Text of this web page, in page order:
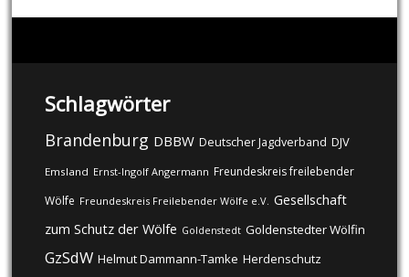
Schlagwörter
Brandenburg DBBW Deutscher Jagdverband DJV
Emsland Ernst-Ingolf Angermann Freundeskreis freilebender
Wölfe Freundeskreis Freilebender Wölfe e.V. Gesellschaft
zum Schutz der Wölfe Goldenstedt Goldenstedter Wölfin
GzSdW Helmut Dammann-Tamke Herdenschutz